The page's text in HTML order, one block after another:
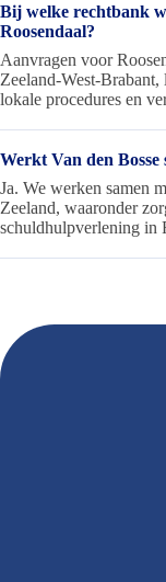
Bij welke rechtbank
Roosendaal?
Aanvragen voor
Zeeland-West-Brabant,
lokale procedures en
Werkt Van den Bosse
Ja. We werken samen
Zeeland, waaronder
schuldhulpverlening in